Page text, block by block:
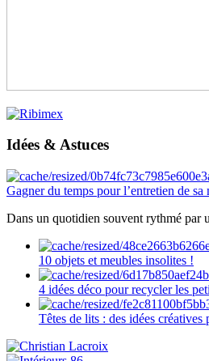
Idées & Astuces
Gagner du temps pour l’entretien de
Dans un quotidien souvent rythmé par
10 objets et meubles insolites !
4 idées déco pour recycler les
Têtes de lits : des idées